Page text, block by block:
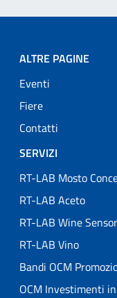
ALTRE PAGINE
Eventi
Fiere
Contatti
SERVIZI
RT-LAB Mosto
RT-LAB Aceto
RT-LAB Wine
RT-LAB Vino
Bandi OCM
OCM Investimenti